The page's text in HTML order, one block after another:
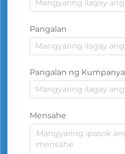
Pangalan
Pangalan ng Kumpanya
Mensahe